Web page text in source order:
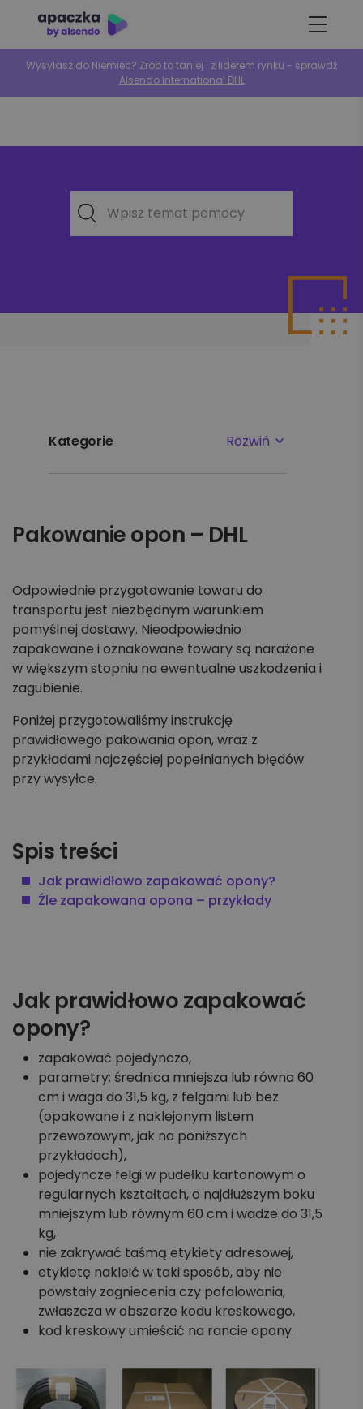
Wysyłasz do Niemiec? Zrób to taniej i z liderem rynku - sprawdź
Alsendo International DHL
Wpisz temat pomocy
Kategorie Rozwiń
Pierwsze kroki
Płatności i faktury
Reklamacje
Koszyk zleceń, importy, integracje
Przesyłki krajowe
Palety krajowe i międzynarodowe
Apaczka PRO
Pakowanie opon – DHL
Odpowiednie przygotowanie towaru do
transportu jest niezbędnym warunkiem
pomyślnej dostawy. Nieodpowiednio
zapakowane i oznakowane towary są narażone
w większym stopniu na ewentualne uszkodzenia i
zagubienie.
Poniżej przygotowaliśmy instrukcję
prawidłowego pakowania opon, wraz z
przykładami najczęściej popełnianych błędów
przy wysyłce.
Spis treści
Jak prawidłowo zapakować opony?
Źle zapakowana opona – przykłady
Jak prawidłowo zapakować
opony?
zapakować pojedynczo,
parametry: średnica mniejsza lub równa 60
cm i waga do 31,5 kg, z felgami lub bez
(opakowane i z naklejonym listem
przewozowym, jak na poniższych
przykładach),
pojedyncze felgi w pudełku kartonowym o
regularnych kształtach, o najdłuższym boku
mniejszym lub równym 60 cm i wadze do 31,5
kg,
nie zakrywać taśmą etykiety adresowej,
etykietę nakleić w taki sposób, aby nie
powstały zagniecenia czy pofalowania,
zwłaszcza w obszarze kodu kreskowego,
kod kreskowy umieścić na rancie opony.